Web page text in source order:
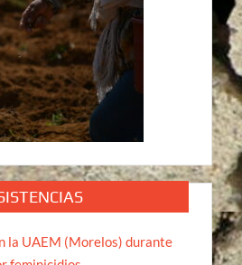
la UAEM (Morelos) durante